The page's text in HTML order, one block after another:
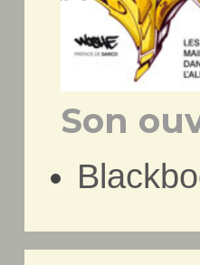
Son